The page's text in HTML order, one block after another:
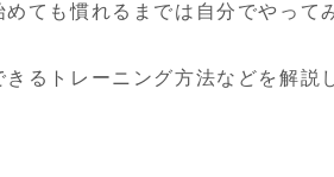
ても慣れるまでは自分でやって
るトレーニング方法などを解説